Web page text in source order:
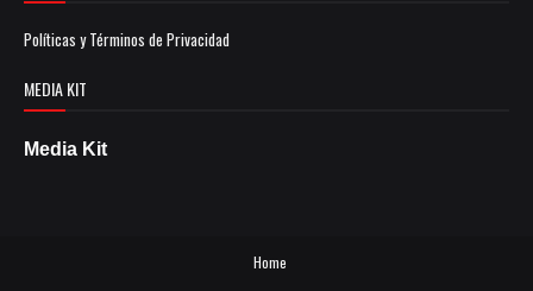
Políticas y Términos de Privacidad
MEDIA KIT
Media Kit
Home